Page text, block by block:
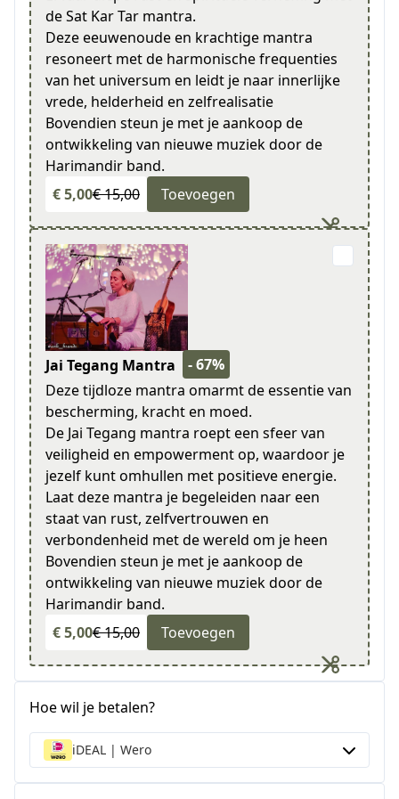
de Sat Kar Tar mantra.
Deze eeuwenoude en krachtige mantra
resoneert met de harmonische frequenties
van het universum en leidt je naar innerlijke
vrede, helderheid en zelfrealisatie
Bovendien steun je met je aankoop de
ontwikkeling van nieuwe muziek door de
Harimandir band.
€ 5,00€ 15,00 Toevoegen
Jai Tegang Mantra
- 67%
Deze tijdloze mantra omarmt de essentie van
bescherming, kracht en moed.
De Jai Tegang mantra roept een sfeer van
veiligheid en empowerment op, waardoor je
jezelf kunt omhullen met positieve energie.
Laat deze mantra je begeleiden naar een
staat van rust, zelfvertrouwen en
verbondenheid met de wereld om je heen
Bovendien steun je met je aankoop de
ontwikkeling van nieuwe muziek door de
Harimandir band.
€ 5,00€ 15,00 Toevoegen
Hoe wil je betalen?
iDEAL | Wero